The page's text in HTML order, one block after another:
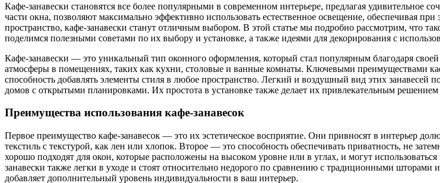
Кафе-занавески становятся все более популярными в современном интерьере, предлагая удивительное
части окна, позволяют максимально эффективно использовать естественное освещение, обеспечивая
пространство, кафе-занавески станут отличным выбором. В этой статье мы подробно рассмотрим, что
поделимся полезными советами по их выбору и установке, а также идеями для декорирования с
Кафе-занавески — это уникальный тип оконного оформления, который стал популярным благодаря
атмосферы в помещениях, таких как кухни, столовые и ванные комнаты. Ключевыми преимуществами
способность добавлять элементы стиля в любое пространство. Легкий и воздушный вид этих занавесей
домов с открытыми планировками. Их простота в установке также делает их привлекательным решением
Преимущества использования кафе-занавесок
Первое преимущество кафе-занавесок — это их эстетическое восприятие. Они привносят в интерьер
текстиль с текстурой, как лен или хлопок. Второе — это способность обеспечивать приватность, не
хорошо подходят для окон, которые расположены на высоком уровне или в углах, и могут
занавески также легки в уходе и стоят относительно недорого по сравнению с традиционными
добавляет дополнительный уровень индивидуальности в ваш интерьер.